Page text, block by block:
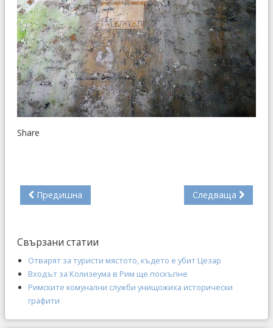
Share
Предишна Следваща
Свързани статии
Отварят за туристи мястото, където е убит Цезар
Входът за Колизеума в Рим ще поскъпне
Римските комунални служби унищожиха исторически
графити